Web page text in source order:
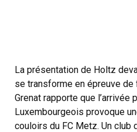
La présentation de Holtz
se transforme en épreuve de
Grenat rapporte que l’arrivée
Luxembourgeois provoque
couloirs du FC Metz. Un club